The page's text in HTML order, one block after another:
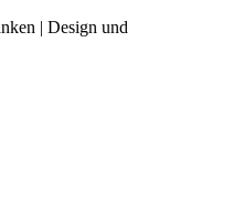
| Design und